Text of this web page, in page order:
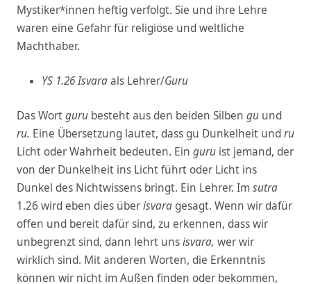
Mystiker*innen heftig verfolgt. Sie und ihre Lehre
waren eine Gefahr für religiöse und weltliche
Machthaber.
YS 1.26 Isvaraals Lehrer/Guru
Das Wortguru besteht aus den beiden Silben gu und
ru. Eine Übersetzung lautet, dass gu Dunkelheit undru
Licht oder Wahrheit bedeuten. Ein guru ist jemand, der
von der Dunkelheit ins Licht führt oder Licht ins
Dunkel des Nichtwissens bringt. Ein Lehrer. Imsutra
1.26 wird eben dies überisvara gesagt. Wenn wir dafür
offen und bereit dafür sind, zu erkennen, dass wir
unbegrenzt sind, dann lehrt unsisvara, wer wir
wirklich sind. Mit anderen Worten, die Erkenntnis
können wir nicht im Außen finden oder bekommen,